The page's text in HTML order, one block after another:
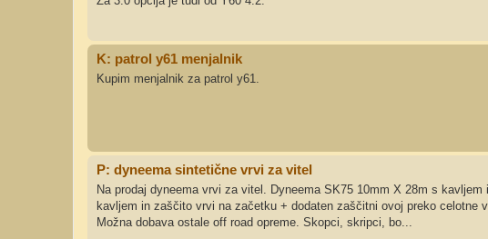
K: patrol y61 menjalnik
Kupim menjalnik za patrol y61.
P: dyneema sintetične vrvi za vitel
Na prodaj dyneema vrvi za vitel. Dyneema SK75 10mm X 28m s
kavljem in zaščito vrvi na začetku + dodaten zaščitni ovoj preko celotne
Možna dobava ostale off road opreme. Skopci, skripci, bo...